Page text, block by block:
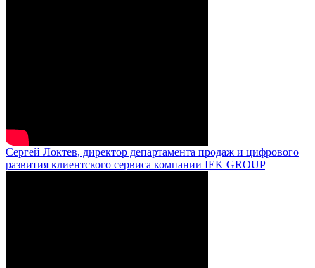
Сергей Локтев, директор департамента продаж и цифрового
развития клиентского сервиса компании IEK GROUP